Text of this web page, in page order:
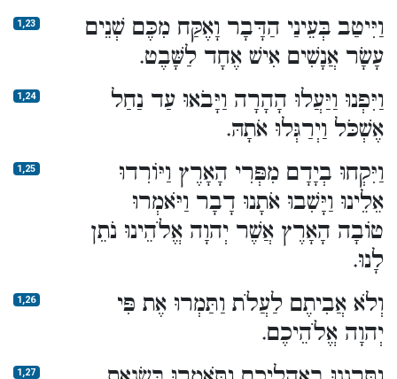
1,23
וַיִּיטַב בְּעֵינַי הַדָּבָר וָאֶקַּח מִכֶּם שְׁנֵים
עָשָׂר אֲנָשִׁים אִישׁ אֶחָד לַשָּׁבֶט.
1,24
וַיִּפְנוּ וַיַּעֲלוּ הָהָרָה וַיָּבֹאוּ עַד נַחַל
אֶשְׁכֹּל וַיְרַגְּלוּ אֹתָהּ.
1,25
וַיִּקְחוּ בְיָדָם מִפְּרִי הָאָרֶץ וַיּוֹרִדוּ
אֵלֵינוּ וַיָּשִׁבוּ אֹתָנוּ דָבָר וַיֹּאמְרוּ
טוֹבָה הָאָרֶץ אֲשֶׁר יְהוָה אֱלֹהֵינוּ נֹתֵן
לָנוּ.
1,26
וְלֹא אֲבִיתֶם לַעֲלֹת וַתַּמְרוּ אֶת פִּי
יְהוָה אֱלֹהֵיכֶם.
1,27